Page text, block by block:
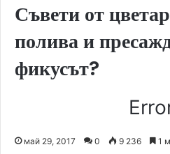
Съвети от
полива и
фикусът?
май 29, 2017 0 9 236 1